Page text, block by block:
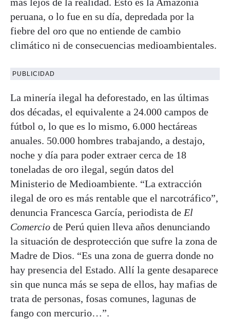
peruana, o lo fue en su día, depredada por la
fiebre del oro que no entiende de cambio
climático ni de consecuencias medioambientales.
PUBLICIDAD
La minería ilegal ha deforestado, en las últimas
dos décadas, el equivalente a 24.000 campos de
fútbol o, lo que es lo mismo, 6.000 hectáreas
anuales. 50.000 hombres trabajando, a destajo,
noche y día para poder extraer cerca de 18
toneladas de oro ilegal, según datos del
Ministerio de Medioambiente. “La extracción
ilegal de oro es más rentable que el narcotráfico”,
denuncia Francesca García, periodista de El
Comercio de Perú quien lleva años denunciando
la situación de desprotección que sufre la zona de
Madre de Dios. “Es una zona de guerra donde no
hay presencia del Estado. Allí la gente desaparece
sin que nunca más se sepa de ellos, hay mafias de
trata de personas, fosas comunes, lagunas de
fango con mercurio…”.